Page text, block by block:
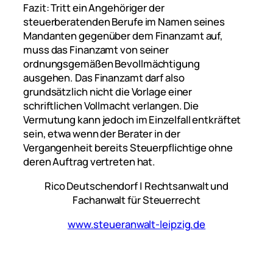
Fazit: Tritt ein Angehöriger der
steuerberatenden Berufe im Namen seines
Mandanten gegenüber dem Finanzamt auf,
muss das Finanzamt von seiner
ordnungsgemäßen Bevollmächtigung
ausgehen. Das Finanzamt darf also
grundsätzlich nicht die Vorlage einer
schriftlichen Vollmacht verlangen. Die
Vermutung kann jedoch im Einzelfall entkräftet
sein, etwa wenn der Berater in der
Vergangenheit bereits Steuerpflichtige ohne
deren Auftrag vertreten hat.
Rico Deutschendorf | Rechtsanwalt und
Fachanwalt für Steuerrecht
www.steueranwalt-leipzig.de